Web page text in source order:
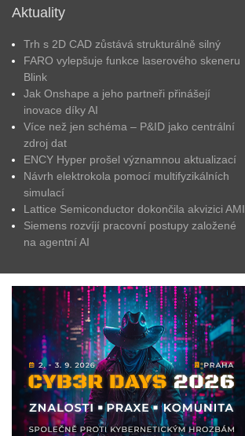
Aktuality
Trh s 2D CAD zůstává strukturálně silný
FARO vylepšuje funkce laserového skeneru
Blink
Jak Onshape a jeho partneři přinášejí
inovace díky AI
Více než jen schéma – P&ID jako centrální
zdroj dat
ENCY Hyper prošel významnou aktualizací
Návrh elektrokola pomocí multifyzikálních
simulací
Lattice Semiconductor dokončila akvizici AMI
Siemens rozvíjí pracovní postupy založené
na agentní AI